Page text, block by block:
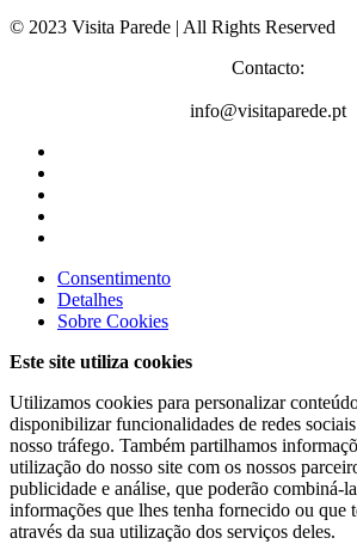
© 2023 Visita Parede | All Rights Reserved
Contacto:
info@visitaparede.pt
Consentimento
Detalhes
Sobre Cookies
Este site utiliza cookies
Utilizamos cookies para personalizar
disponibilizar funcionalidades de redes
nosso tráfego. Também partilhamos
utilização do nosso site com os nossos
publicidade e análise, que poderão combiná-
informações que lhes tenha fornecido ou que
através da sua utilização dos serviços deles.